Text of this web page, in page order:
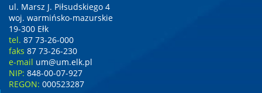
ul. Marsz J. Piłsudskiego 4
woj. warmińsko-mazurskie
19-300 Ełk
tel. 87 73-26-000
faks 87 73-26-230
e-mail um@um.elk.pl
NIP: 848-00-07-927
REGON: 000523287